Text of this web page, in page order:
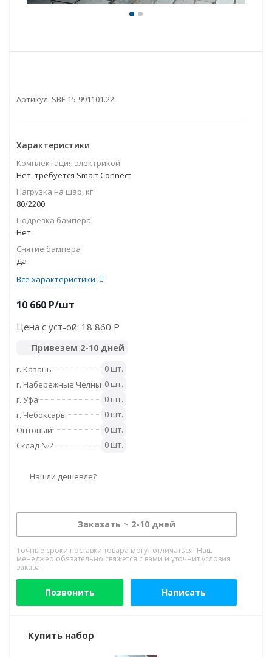
Артикул: SBF-15-991101.22
Характеристики
Комплектация электрикой
Нет, требуется Smart Connect
Нагрузка на шар, кг
80/2200
Подрезка бампера
Нет
Снятие бампера
Да
Все характеристики
10 660 P/шт
Цена с уст-ой: 18 860 P
Привезем 2-10 дней
г. Казань
0 шт.
г. Набережные Челны 0 шт.
г. Уфа
0 шт.
г. Чебоксары
0 шт.
Оптовый
0 шт.
Склад №2
0 шт.
Нашли дешевле?
Заказать ~ 2-10 дней
Точные сроки поставки товара могут отличаться. Наш
менеджер обязательно свяжется с вами и уточнит условия
заказа
Позвонить Написать
Купить набор